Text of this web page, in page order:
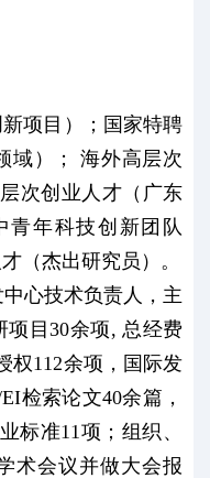
项目）；国家特聘
域）； 海外高层次
次创业人才（广东
青年科技创新团队
（杰出研究员）。
心技术负责人，主
目30余项, 总经费
权112余项，国际发
检索论文40余篇，
标准11项；组织、
术会议并做大会报